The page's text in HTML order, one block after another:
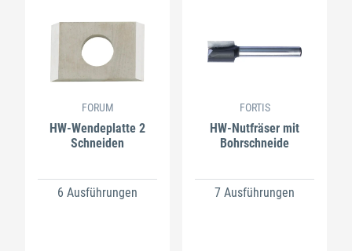
FORUM
HW-Wendeplatte 2
Schneiden
6 Ausführungen
FORTIS
HW-Nutfräser mit
Bohrschneide
7 Ausführungen